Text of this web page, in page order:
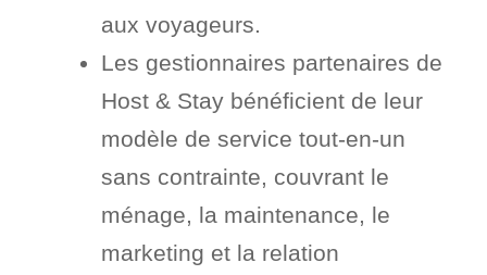
aux voyageurs.
Les gestionnaires partenaires de
Host & Stay bénéficient de leur
modèle de service tout-en-un
sans contrainte, couvrant le
ménage, la maintenance, le
marketing et la relation